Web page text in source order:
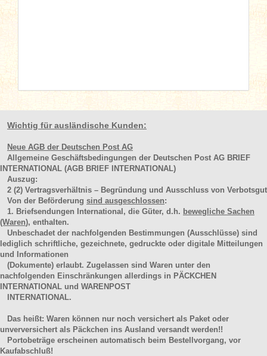
Wichtig für ausländische Kunden:
Neue AGB der Deutschen Post AG
Allgemeine Geschäftsbedingungen der Deutschen Post AG BRIEF
INTERNATIONAL (AGB BRIEF INTERNATIONAL)
Auszug:
2 (2) Vertragsverhältnis – Begründung und Ausschluss von Verbotsgut
Von der Beförderung sind ausgeschlossen:
1. Briefsendungen International, die Güter, d.h. bewegliche Sachen
(Waren), enthalten.
Unbeschadet der nachfolgenden Bestimmungen (Ausschlüsse) sind
lediglich schriftliche, gezeichnete, gedruckte oder digitale Mitteilungen
und Informationen
(Dokumente) erlaubt. Zugelassen sind Waren unter den
nachfolgenden Einschränkungen allerdings in PÄCKCHEN
INTERNATIONAL und WARENPOST
INTERNATIONAL.
Das heißt: Waren können nur noch versichert als Paket oder
unverversichert als Päckchen ins Ausland versandt werden!!
Portobeträge erscheinen automatisch beim Bestellvorgang, vor
Kaufabschluß!